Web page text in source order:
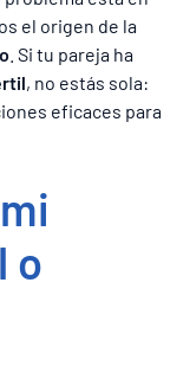
el origen de la
. Si tu pareja ha
, no estás sola:
eficaces para
o